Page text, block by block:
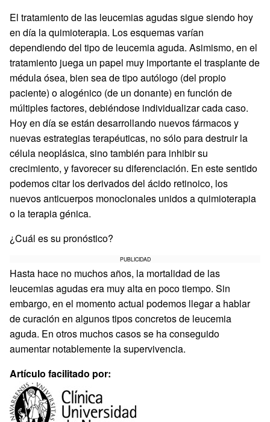
El tratamiento de las leucemias agudas sigue siendo hoy
en día la quimioterapia. Los esquemas varían
dependiendo del tipo de leucemia aguda. Asimismo, en el
tratamiento juega un papel muy importante el trasplante de
médula ósea, bien sea de tipo autólogo (del propio
paciente) o alogénico (de un donante) en función de
múltiples factores, debiéndose individualizar cada caso.
Hoy en día se están desarrollando nuevos fármacos y
nuevas estrategias terapéuticas, no sólo para destruir la
célula neoplásica, sino también para inhibir su
crecimiento, y favorecer su diferenciación. En este sentido
podemos citar los derivados del ácido retinoico, los
nuevos anticuerpos monoclonales unidos a quimioterapia
o la terapia génica.
¿Cuál es su pronóstico?
PUBLICIDAD
Hasta hace no muchos años, la mortalidad de las
leucemias agudas era muy alta en poco tiempo. Sin
embargo, en el momento actual podemos llegar a hablar
de curación en algunos tipos concretos de leucemia
aguda. En otros muchos casos se ha conseguido
aumentar notablemente la supervivencia.
Artículo facilitado por: